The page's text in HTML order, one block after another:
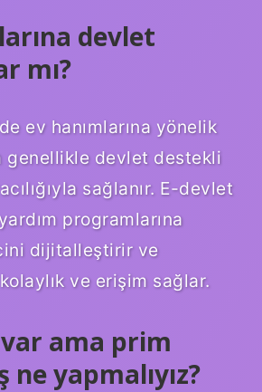
devlet
mı?
ev hanımlarına yönelik
genellikle devlet destekli
sağlanır. E-devlet
programlarına
dijitalleştirir ve
ve erişim sağlar.
var ama prim
ne yapmalıyız?